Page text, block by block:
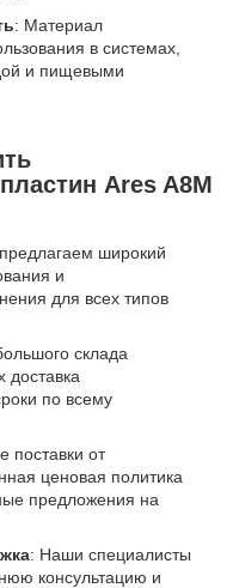
: Материал
в системах,
и пищевыми
Ares A8М
широкий
и
для всех типов
склада
доставка
по всему
поставки от
ценовая политика
предложения на
: Наши специалисты
консультацию и